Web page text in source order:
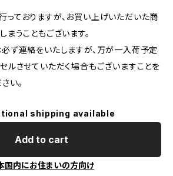
ておりますが、お買い上げいただいた商
まうこともございます。
ず連絡をいたしますが、万が一入荷予定
ルさせていただく場合もございますことを
い。
shipping available
Add to cart
国内にお住まいの方向け